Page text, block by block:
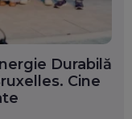
Durabilă
Cine